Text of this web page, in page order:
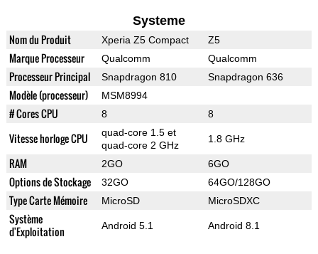
Systeme
Nom du Produit Xperia Z5 Compact Z5
Marque Processeur Qualcomm Qualcomm
Processeur Principal Snapdragon 810 Snapdragon 636
Modèle (processeur) MSM8994
# Cores CPU 8 8
Vitesse horloge CPU
quad-core 1.5 et
quad-core 2 GHz
1.8 GHz
RAM 2GO 6GO
Options de Stockage 32GO 64GO/128GO
Type Carte Mémoire MicroSD MicroSDXC
Système
d'Exploitation
Android 5.1 Android 8.1